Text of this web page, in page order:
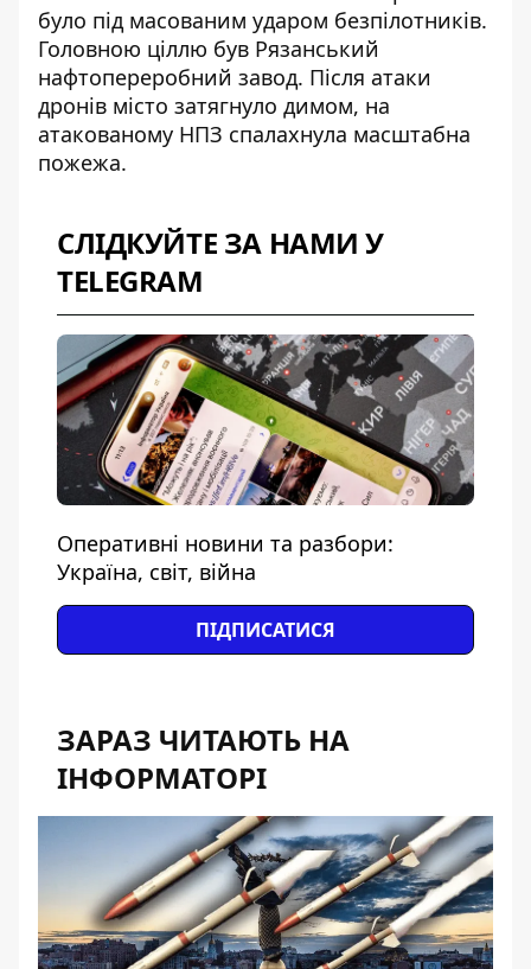
було під масованим ударом безпілотників.
Головною ціллю був Рязанський
нафтопереробний завод. Після атаки
дронів місто затягнуло димом, на
атакованому НПЗ спалахнула масштабна
пожежа.
СЛІДКУЙТЕ ЗА НАМИ У
TELEGRAM
Оперативні новини та разбори:
Україна, світ, війна
ПІДПИСАТИСЯ
ЗАРАЗ ЧИТАЮТЬ НА
ІНФОРМАТОРІ